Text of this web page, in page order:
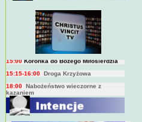
BIEŻĄCY PROGRAM TRANSMISJI
BEZPOŚREDNICH
(na żywo)
Msza święta
Koronka do Bożego Miłosierdzia
15:15-16:00 Droga Krzyżowa
kazaniem
10:00
Niedzielna Msza święta w miarę
możliwości ks. Piotra